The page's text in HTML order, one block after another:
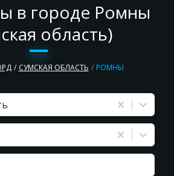
в городе Ромны
область)
СУМСКАЯ ОБЛАСТЬ РОМНЫ